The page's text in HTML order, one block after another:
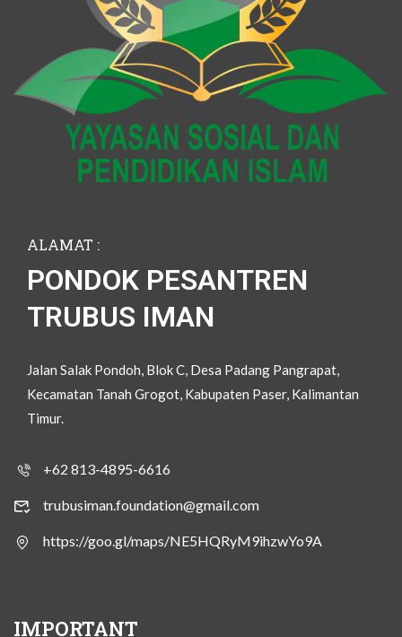
ALAMAT :
PONDOK PESANTREN
TRUBUS IMAN
Jalan Salak Pondoh, Blok C, Desa Padang Pangrapat,
Kecamatan Tanah Grogot, Kabupaten Paser, Kalimantan
Timur.
+62 813-4895-6616
trubusiman.foundation@gmail.com
https://goo.gl/maps/NE5HQRyM9ihzwYo9A
IMPORTANT